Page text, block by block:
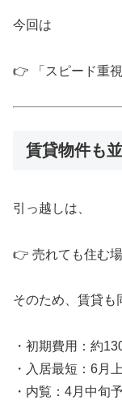
今回は
👉 「スピード重
賃貸物件も
引っ越しは、
👉 売れても住む
そのため、賃貸も
・初期費用：約
・入居最短：6月
・内覧：4月中旬